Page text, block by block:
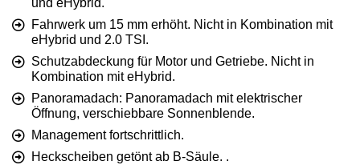
und eHybrid.
Fahrwerk um 15 mm erhöht. Nicht in Kombination mit
eHybrid und 2.0 TSI.
Schutzabdeckung für Motor und Getriebe. Nicht in
Kombination mit eHybrid.
Panoramadach: Panoramadach mit elektrischer
Öffnung, verschiebbare Sonnenblende.
Management fortschrittlich.
Heckscheiben getönt ab B-Säule. .